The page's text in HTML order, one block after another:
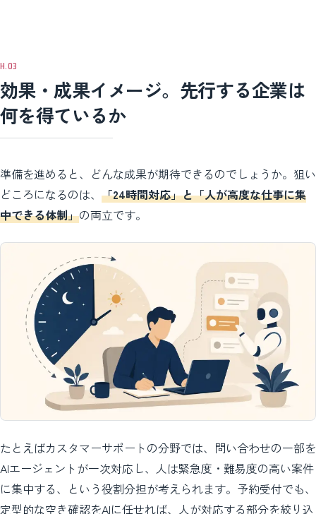
効果・成果イメージ。先行する企業は
何を得ているか
準備を進めると、どんな成果が期待できるのでしょうか。狙い
どころになるのは、 「24時間対応」と「人が高度な仕事に集
中できる体制」の両立です。
たとえばカスタマーサポートの分野では、問い合わせの一部を
AIエージェントが一次対応し、人は緊急度・難易度の高い案件
に集中する、という役割分担が考えられます。予約受付でも、
定型的な空き確認をAIに任せれば、人が対応する部分を絞り込